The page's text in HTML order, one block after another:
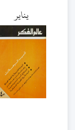
يناير